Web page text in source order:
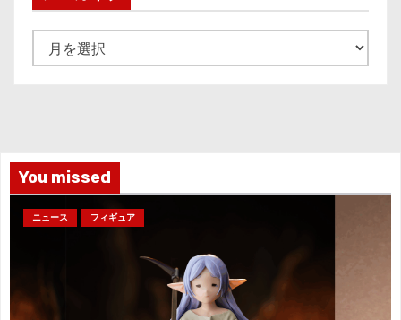
ー
You missed
ニュース フィギュア